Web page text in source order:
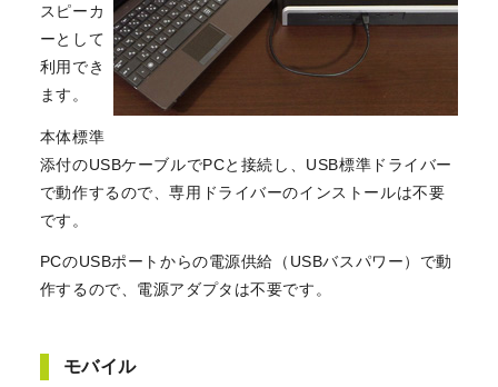
スピーカ
ーとして
利用でき
ます。
本体標準
添付のUSBケーブルでPCと接続し、USB標準ドライバー
で動作するので、専用ドライバーのインストールは不要
です。
PCのUSBポートからの電源供給（USBバスパワー）で動
作するので、電源アダプタは不要です。
モバイル